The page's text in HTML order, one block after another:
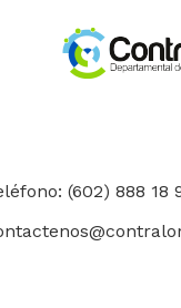
(602) 888 18